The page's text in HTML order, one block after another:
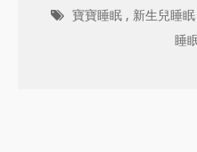
寶寶睡眠 , 新生兒睡眠
睡